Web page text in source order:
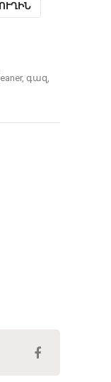
,գազ,